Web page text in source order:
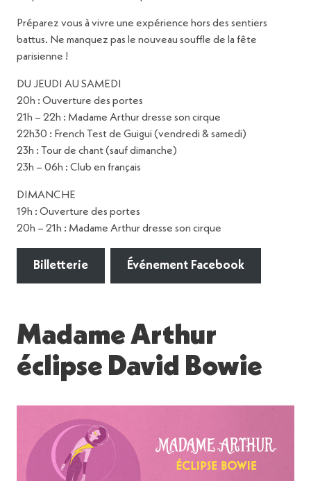
Préparez vous à vivre une expérience hors des sentiers
battus. Ne manquez pas le nouveau souffle de la fête
parisienne !
DU JEUDI AU SAMEDI
20h : Ouverture des portes
21h – 22h : Madame Arthur dresse son cirque
22h30 : French Test de Guigui (vendredi & samedi)
23h : Tour de chant (sauf dimanche)
23h – 06h : Club en français
DIMANCHE
19h : Ouverture des portes
20h – 21h : Madame Arthur dresse son cirque
Billetterie Événement Facebook
Madame Arthur
éclipse David Bowie